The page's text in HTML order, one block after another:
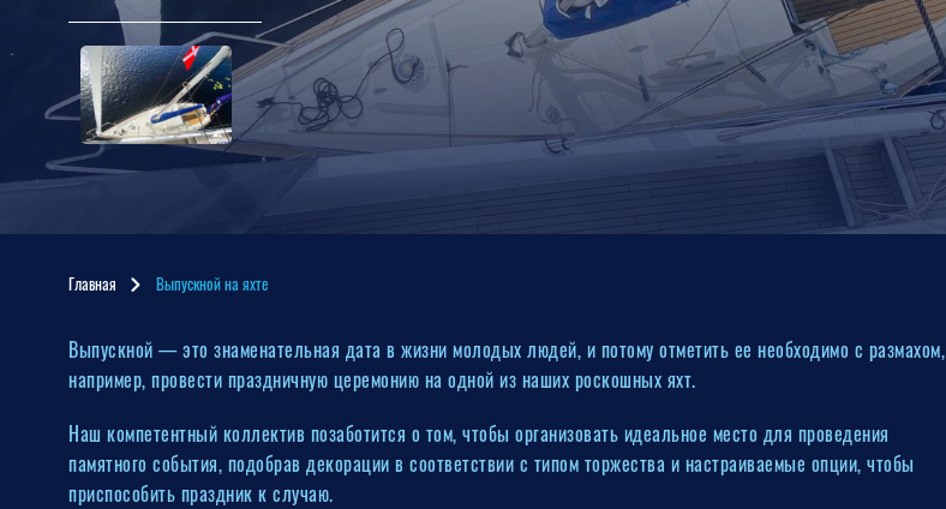
Главная Выпускной на яхте
Выпускной — это знаменательная дата в жизни молодых людей, и потому отметить ее необходимо с размахом,
например, провести праздничную церемонию на одной из наших роскошных яхт.
Наш компетентный коллектив позаботится о том, чтобы организовать идеальное место для проведения
памятного события, подобрав декорации в соответствии с типом торжества и настраиваемые опции, чтобы
приспособить праздник к случаю.